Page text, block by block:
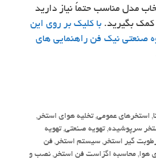
مدل مناسب حتماً نیاز دارید
کمک بگیرید. با کلیک بر روی این
صنعتی نیک فن راهنمایی های
, استخرهای عمومی, تخلیه هوای استخر,
سرپوشیده, تهویه صنعتی, تهویه
گیر استخر, سیستم استخر, فن
هوا, محاسبه اگزاست فن استخر, نصب و